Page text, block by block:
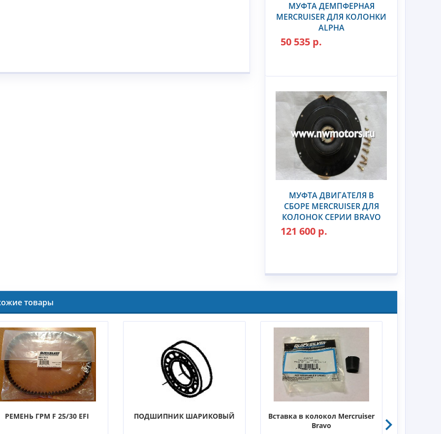
МУФТА ДЕМПФЕРНАЯ
MERCRUISER ДЛЯ КОЛОНКИ
ALPHA
50 535 р.
МУФТА ДВИГАТЕЛЯ В
СБОРЕ MERCRUISER ДЛЯ
КОЛОНОК СЕРИИ BRAVO
121 600 р.
товары
РЕМЕНЬ ГРМ F 25/30 EFI ПОДШИПНИК ШАРИКОВЫЙ
Вставка в колокол Mercruiser
Bravo